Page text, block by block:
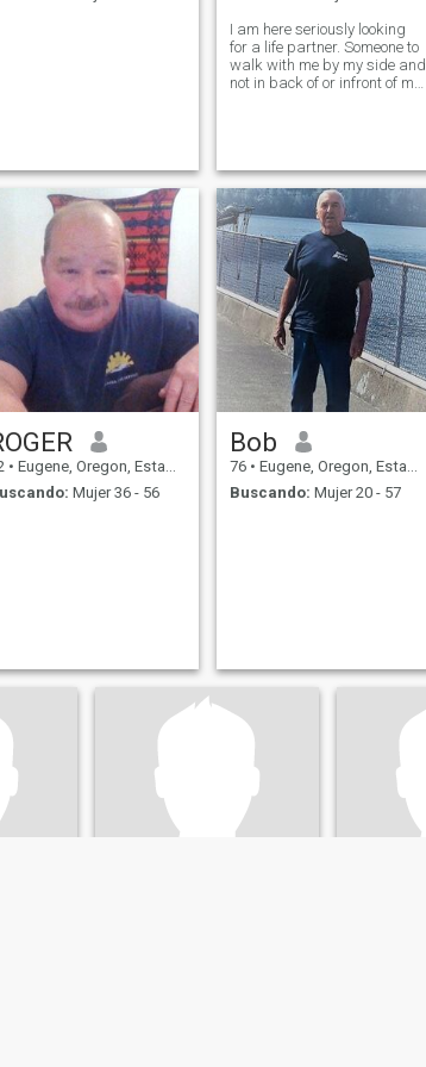
I am here seriously looking
for a life partner. Someone to
walk with me by my side and
not in back of or infront of me,
relat
• Eugene, Oregon, Estados Unidos
Mujer 36 - 56
Bob
76 • Eugene, Oregon, Estados Unidos
Buscando: Mujer 20 - 57